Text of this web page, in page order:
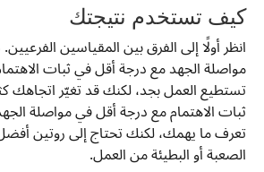
كيف تستخدم نتيجتك
انظر أولًا إلى الفرق بين المقياسين
مواصلة الجهد مع درجة أقل في ثبات
تستطيع العمل بجد، لكنك قد تغيّر اتجاهك
ثبات الاهتمام مع درجة أقل في مواصلة
تعرف ما يهمك، لكنك تحتاج إلى روتين أفضل
الصعبة أو البطيئة من العمل.